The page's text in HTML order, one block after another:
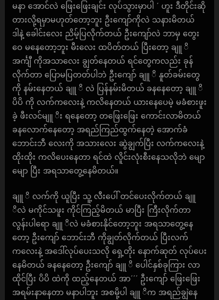
မနာ အောင်လဲ ဖြေးဖြေးချင်း လုပ်သွားမှာပါ ´ ဟူး ဒီတိုင်းဆို
တားလို့ရမှာမဟုတ်တော့ဘူး ဦးကျော်ကိုလဲ သနားမိတယ်
ဒါနဲ့ ခေါင်းလေး ညိမ့်ပြလိုက်တယ် ဦးကျော်လဲ ဘာမှ တွေး
ဝေ မနေတော့ဘူး မီးလေး ထပိတ်တယ် ပြီးတော့ ချူ ိ
အင်္ကျီ ကိုအသာလေး ချွတ်နေတယ် ရင်တွေကလည်း ခုန်
လိုက်တာ ပြောမပြတတ်ပါဘဲ ဦးကျော် ချူ ိ နူတ်ခမ်းတွေ
ကို နမ်းနေတယ် ချူ ိ လဲ ပြန်နမ်းမိတယ် ခနနေတော့ ချူ ိ
ပိပိ ကို လက်ကလေးနဲ့ ကလိနေတယ် ယားနေပေမဲ့ မခံစားဖူး
ခဲ့ ဖီးလင်မျူ ိး ရနေတော့ တဖြေးဖြေး ကောင်းလာမိတယ်
ခနလောက်နေတော့ အရည်ကြည်ထွက်နေတဲ့ အောက်ခံ
ဘောင်းဘီ လေးကို အသားလေး ဆွဲချွက်ပြီး လက်ကလေးနဲ့
ထိုးထိုး ကလိပေးနေတာ ရင်ထဲ လိူင်းလုံးစီးနေသလိုဘဲ မျော
မျော ပြီး အရသာတွေ့နေမိတယ်။
ချူ ိ လက်ကို ယူပြီး သူ့ လီးပေါ် တင်ပေးလိုက်တယ် ချူ
ိလဲ မကိုင်သဖူး ကိုင်ကြည့်မိတယ် မာပြီး ကြီးလိုက်တာ
လွန်းပါရော ချူ ိလဲ မခံစားနိုင်တော့ဘူး အရသာတွေ့နေ
တော့ ဦးကျော် ဘောင်းဘီ ကိုချွတ်လိုက်တယ် ပြီးလက်
ကလေးနဲ့ အဒေါ်လုပ်ပေးသလို ရှေ့တိုး နောက်ဆုတ် လုပ်ပေး
နေမိတယ် ခနနေတော့ ဦးကျော် ချူ ိ ပေါင်နှစ်ခုကြား လာ
ထိုင်ပြီး ပိပိ ထဲကို ထည့်နေတယ် အာ´´´ ဦးကျော် ဖြေးဖြေး
အရမ်းနာနေတာ မနာပါဘူး အစမို့ပါ ချူ ိက အရည်ချွဲနေ